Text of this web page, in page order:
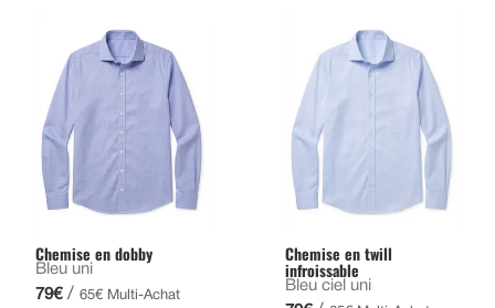
Chemise en dobby
Bleu uni
79€ / 65€ Multi-Achat
Chemise en twill
infroissable
Bleu ciel uni